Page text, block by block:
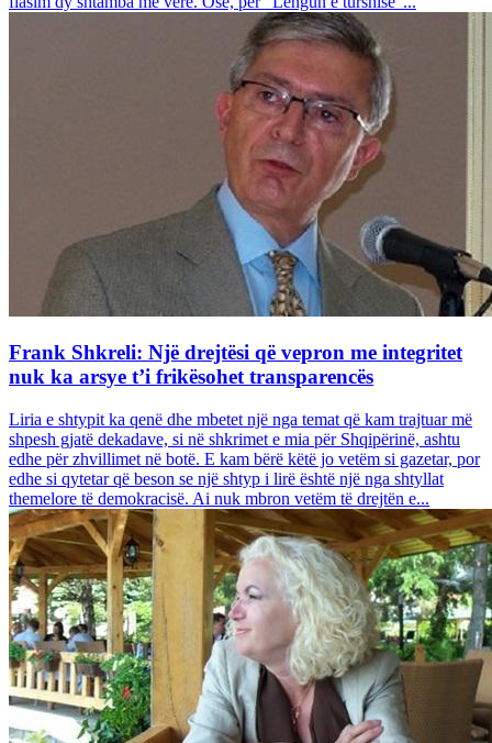
Frank Shkreli: Një drejtësi që vepron me integritet
nuk ka arsye t’i frikësohet transparencës
Liria e shtypit ka qenë dhe mbetet një nga temat që kam trajtuar më
shpesh gjatë dekadave, si në shkrimet e mia për Shqipërinë, ashtu
edhe për zhvillimet në botë. E kam bërë këtë jo vetëm si gazetar, por
edhe si qytetar që beson se një shtyp i lirë është një nga shtyllat
themelore të demokracisë. Ai nuk mbron vetëm të drejtën e...